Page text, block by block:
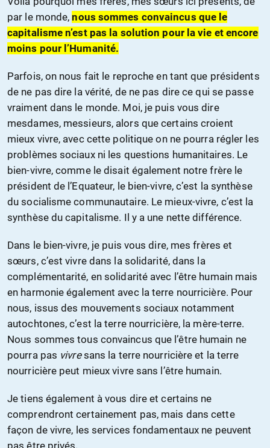
par le monde,nous sommes convaincus que le
capitalisme n’est pas la solution pour la vie et encore
moins pour l’Humanité.
Parfois, on nous fait le reproche en tant que présidents
de ne pas dire la vérité, de ne pas dire ce qui se passe
vraiment dans le monde. Moi, je puis vous dire
mesdames, messieurs, alors que certains croient
mieux vivre, avec cette politique on ne pourra régler les
problèmes sociaux ni les questions humanitaires. Le
bien-vivre, comme le disait également notre frère le
président de l’Equateur, le bien-vivre, c’est la synthèse
du socialisme communautaire. Le mieux-vivre, c’est la
synthèse du capitalisme. Il y a une nette différence.
Dans le bien-vivre, je puis vous dire, mes frères et
sœurs, c’est vivre dans la solidarité, dans la
complémentarité, en solidarité avec l’être humain mais
en harmonie également avec la terre nourricière. Pour
nous, issus des mouvements sociaux notamment
autochtones, c’est la terre nourricière, la mère-terre.
Nous sommes tous convaincus que l’être humain ne
pourra pas vivresans la terre nourricière et la terre
nourricière peut mieux vivre sans l’être humain.
Je tiens également à vous dire et certains ne
comprendront certainement pas, mais dans cette
façon de vivre, les services fondamentaux ne peuvent